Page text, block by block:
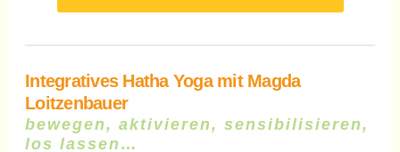
Integratives Hatha Yoga mit Magda
Loitzenbauer
bewegen, aktivieren, sensibilisieren,
los lassen…